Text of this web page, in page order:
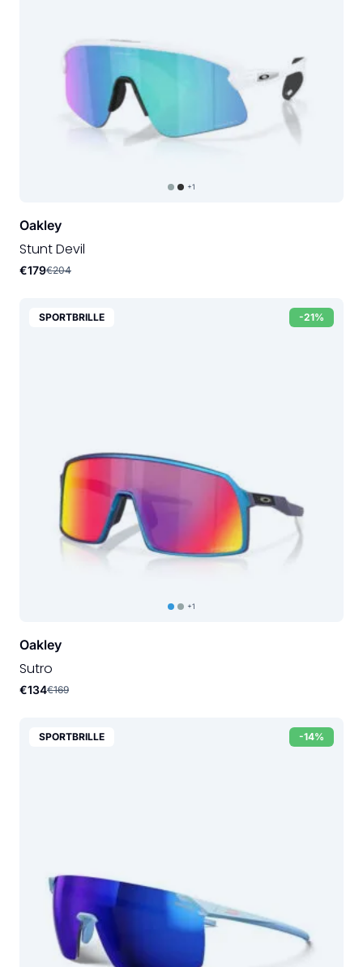
+1
Oakley
Stunt Devil
€179€204
-21%
SPORTBRILLE
+1
Oakley
Sutro
€134€169
-14%
SPORTBRILLE